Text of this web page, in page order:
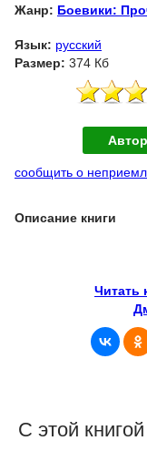
Жанр: Боевики:
Язык: русский
Размер: 374 Кб
сообщить о
Описание книги
Читать
С этой